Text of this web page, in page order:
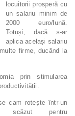
locuitorii prosperă cu
un salariu minim de
2000 euro/lună.
Totuși, dacă s-ar
aplica același salariu
firme, ducând la
prin stimularea
cam rotește într-un
scăzut pentru